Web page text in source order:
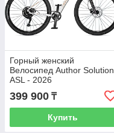
Горный женский
Велосипед Author Solution
ASL - 2026
399 900 ₸
Купить